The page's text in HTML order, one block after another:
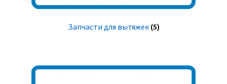
Запчасти для вытяжек (5)